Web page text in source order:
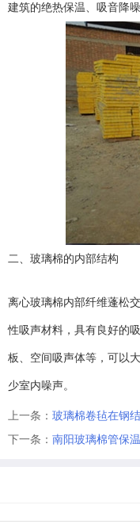
建筑的绝热保温、吸音降噪
二、玻璃棉的内部结构
离心玻璃棉内部纤维蓬松
性吸声材料，具有良好的
板、空间吸声体等，可以
少室内噪声。
上一条： 玻璃棉卷毡在钢
下一条： 南阳玻璃棉管保